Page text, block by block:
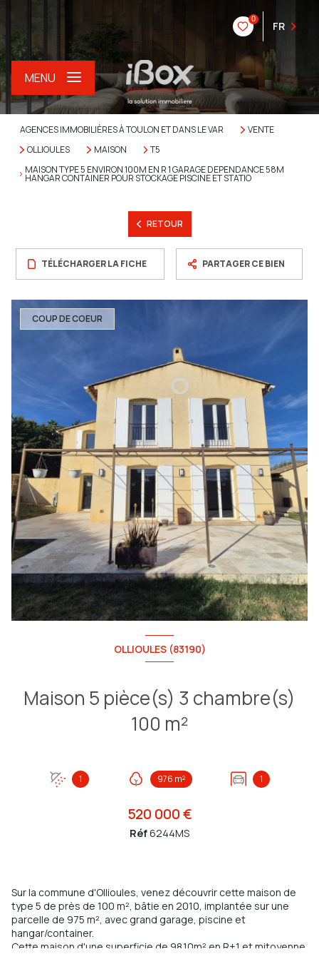
0
FR
MENU
AGENCES IMMOBILIÈRES À TOULON ET DANS LE VAR
VENTE
OLLIOULES
MAISON
T5
MAISON TYPE 5 ENVIRON 100M EN R 1 GARAGE DEPENDANCE 58M
HANGAR CONTAINER POUR STOCKAGE PISCINE ET STATIO
RETOUR
TÉLÉCHARGER LA FICHE PARTAGER CE BIEN
COUP DE COEUR
OLLIOULES (83190)
Maison 5 pièce(s) 3 chambre(s)
100 m²
1 976 m² 1
520 000 €
Réf6244MS
Sur la commune d'Ollioules, venez découvrir cette maison de
type 5 de près de 100 m², bâtie en 2010, implantée sur une
parcelle de 975 m², avec grand garage, piscine et
hangar/container.
Cette maison d'une superficie de 98.10m² en R+1 et mitoyenne